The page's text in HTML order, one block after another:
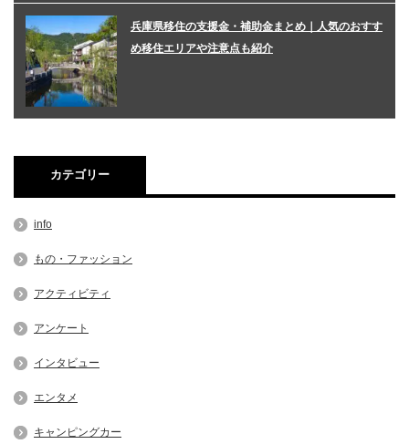
兵庫県移住の支援金・補助金まとめ｜人気のおすす
め移住エリアや注意点も紹介
カテゴリー
info
もの・ファッション
アクティビティ
アンケート
インタビュー
エンタメ
キャンピングカー